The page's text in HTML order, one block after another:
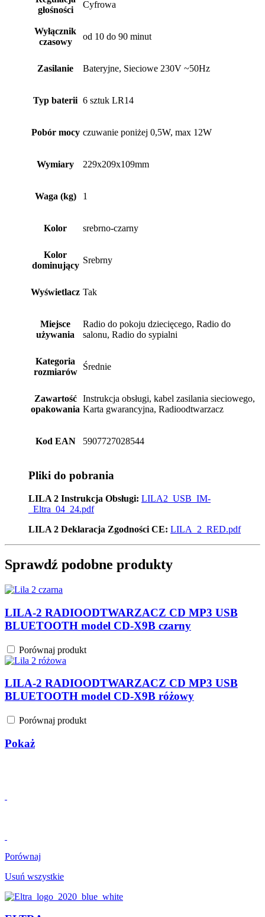
głośności
Cyfrowa
Wyłącznik
czasowy
od 10 do 90 minut
Zasilanie Bateryjne, Sieciowe 230V ~50Hz
Typ baterii 6 sztuk LR14
Pobór mocy czuwanie poniżej 0,5W, max 12W
Wymiary 229x209x109mm
Waga (kg) 1
Kolor srebrno-czarny
Kolor
dominujący
Srebrny
Wyświetlacz Tak
Miejsce
używania
Radio do pokoju dziecięcego, Radio do
salonu, Radio do sypialni
Kategoria
rozmiarów
Średnie
Zawartość
opakowania
Instrukcja obsługi, kabel zasilania sieciowego,
Karta gwarancyjna, Radioodtwarzacz
Kod EAN 5907727028544
Pliki do pobrania
LILA 2 Instrukcja Obsługi: LILA2_USB_IM-
_Eltra_04_24.pdf
LILA 2 Deklaracja Zgodności CE: LILA_2_RED.pdf
Sprawdź podobne produkty
LILA-2 RADIOODTWARZACZ CD MP3 USB
BLUETOOTH model CD-X9B czarny
Porównaj produkt
LILA-2 RADIOODTWARZACZ CD MP3 USB
BLUETOOTH model CD-X9B różowy
Porównaj produkt
Pokaż
Porównaj
Usuń wszystkie